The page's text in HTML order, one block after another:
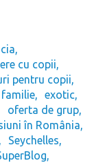
cu copii
pentru copii
familie
exotic
oferta de grup
în România
Seychelles